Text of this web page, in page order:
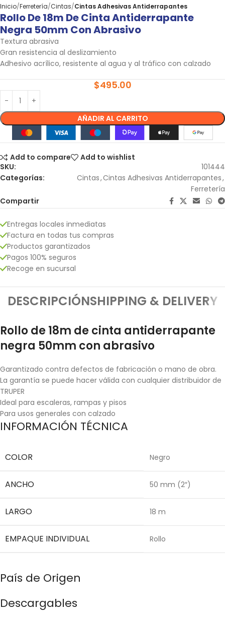
Inicio Ferretería Cintas Cintas Adhesivas Antiderrapantes
Rollo De 18m De Cinta Antiderrapante
Negra 50mm Con Abrasivo
Textura abrasiva
Gran resistencia al deslizamiento
Adhesivo acrílico, resistente al agua y al tráfico con calzado
$495.00
AÑADIR AL CARRITO
Add to compare
Add to wishlist
SKU:
101444
Categorías:
Cintas,Cintas Adhesivas Antiderrapantes,
Ferretería
Compartir
Entregas locales inmediatas
Factura en todas tus compras
Productos garantizados
Pagos 100% seguros
Recoge en sucursal
DESCRIPCIÓNSHIPPING & DELIVERY
Rollo de 18m de cinta antiderrapante
negra 50mm con abrasivo
Garantizado contra defectos de fabricación o mano de obra.
La garantía se puede hacer válida con cualquier distribuidor de
TRUPER
Ideal para escaleras, rampas y pisos
Para usos generales con calzado
INFORMACIÓN TÉCNICA
COLOR Negro
ANCHO 50 mm (2″)
LARGO 18 m
EMPAQUE INDIVIDUAL Rollo
País de Origen
Descargables